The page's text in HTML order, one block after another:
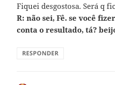
Fiquei desgostosa. Será q
R: não sei, Fê. se você
conta o resultado, tá?
RESPONDER